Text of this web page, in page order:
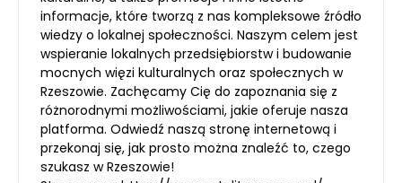
informacje, które tworzą z nas kompleksowe źródło
wiedzy o lokalnej społeczności. Naszym celem jest
wspieranie lokalnych przedsiębiorstw i budowanie
mocnych więzi kulturalnych oraz społecznych w
Rzeszowie. Zachęcamy Cię do zapoznania się z
różnorodnymi możliwościami, jakie oferuje nasza
platforma. Odwiedź naszą stronę internetową i
przekonaj się, jak prosto można znaleźć to, czego
szukasz w Rzeszowie!